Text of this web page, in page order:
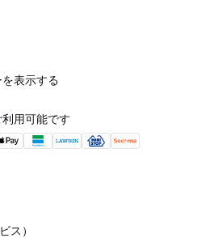
表示する
用可能です
ス）